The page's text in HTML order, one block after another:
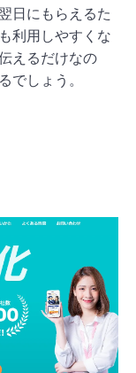
日にもらえるた
利用しやすくな
えるだけなの
でしょう。